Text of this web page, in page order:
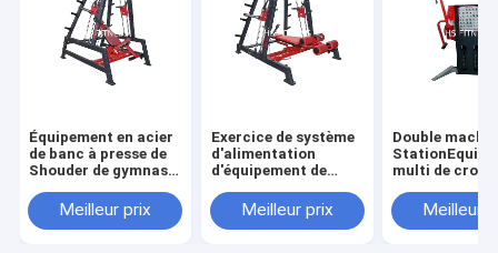
Équipement en acier
de banc à presse de
Shouder de gymnase
Dual System Upper
de puissance
Meilleur prix
Exercice de système
d'alimentation
d'équipement de
Smith Machine For
Bench Press
Meilleur prix
Double
multi de croix
de
Meilleur